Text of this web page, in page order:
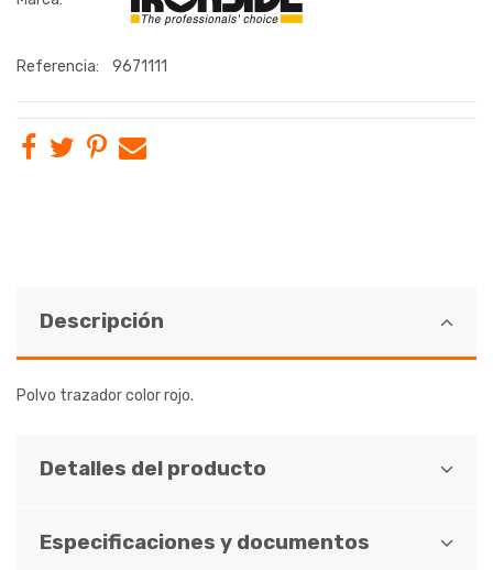
Referencia: 9671111
Descripción
Polvo trazador color rojo.
Detalles del producto
Especificaciones y documentos